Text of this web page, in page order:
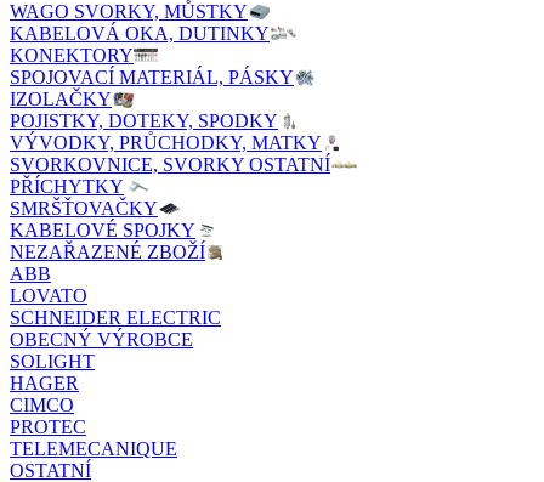
WAGO SVORKY, MŮSTKY
KABELOVÁ OKA, DUTINKY
KONEKTORY
SPOJOVACÍ MATERIÁL, PÁSKY
IZOLAČKY
POJISTKY, DOTEKY, SPODKY
VÝVODKY, PRŮCHODKY, MATKY
SVORKOVNICE, SVORKY OSTATNÍ
PŘÍCHYTKY
SMRŠŤOVAČKY
KABELOVÉ SPOJKY
NEZAŘAZENÉ ZBOŽÍ
ABB
LOVATO
SCHNEIDER ELECTRIC
OBECNÝ VÝROBCE
SOLIGHT
HAGER
CIMCO
PROTEC
TELEMECANIQUE
OSTATNÍ